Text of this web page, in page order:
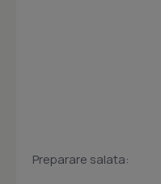
Preparare salata: